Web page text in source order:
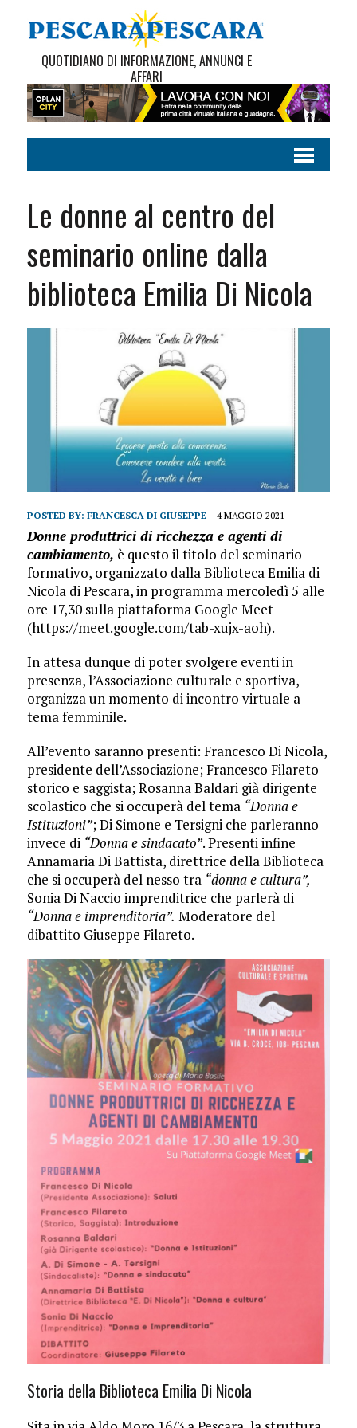
QUOTIDIANO DI INFORMAZIONE, ANNUNCI E
AFFARI
Le donne al centro del
seminario online dalla
biblioteca Emilia Di Nicola
POSTED BY: FRANCESCA DI GIUSEPPE 4 MAGGIO 2021
Donne produttrici di ricchezza e agenti di
cambiamento, è questo il titolo del seminario
formativo, organizzato dalla Biblioteca Emilia di
Nicola di Pescara, in programma mercoledì 5 alle
ore 17,30 sulla piattaforma Google Meet
(https://meet.google.com/tab-xujx-aoh).
In attesa dunque di poter svolgere eventi in
presenza, l’Associazione culturale e sportiva,
organizza un momento di incontro virtuale a
tema femminile.
All’evento saranno presenti: Francesco Di Nicola,
presidente dell’Associazione; Francesco Filareto
storico e saggista; Rosanna Baldari già dirigente
scolastico che si occuperà del tema “Donna e
Istituzioni”; Di Simone e Tersigni che parleranno
invece di “Donna e sindacato”. Presenti infine
Annamaria Di Battista, direttrice della Biblioteca
che si occuperà del nesso tra “donna e cultura”,
Sonia Di Naccio imprenditrice che parlerà di
“Donna e imprenditoria”. Moderatore del
dibattito Giuseppe Filareto.
Storia della Biblioteca Emilia Di Nicola